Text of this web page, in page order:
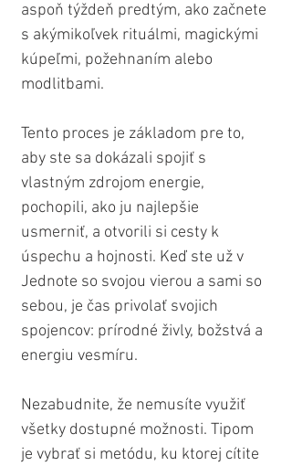
aspoň týždeň predtým, ako začnete
s akýmikoľvek rituálmi, magickými
kúpeľmi, požehnaním alebo
modlitbami.
Tento proces je základom pre to,
aby ste sa dokázali spojiť s
vlastným zdrojom energie,
pochopili, ako ju najlepšie
usmerniť, a otvorili si cesty k
úspechu a hojnosti. Keď ste už v
Jednote so svojou vierou a sami so
sebou, je čas privolať svojich
spojencov: prírodné živly, božstvá a
energiu vesmíru.
Nezabudnite, že nemusíte využiť
všetky dostupné možnosti. Tipom
je vybrať si metódu, ku ktorej cítite